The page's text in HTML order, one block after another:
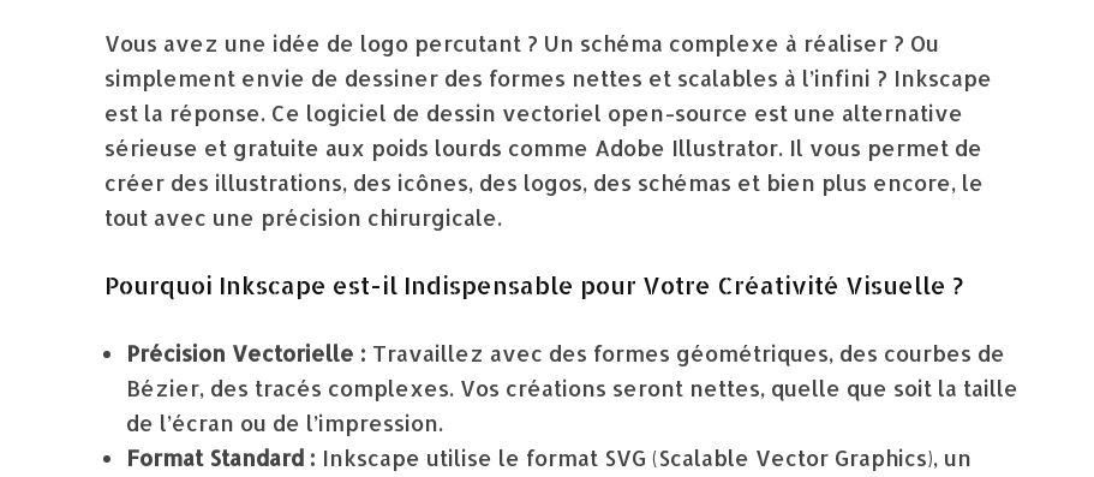
Vous avez une idée de logo percutant ? Un schéma complexe à réaliser ? Ou
simplement envie de dessiner des formes nettes et scalables à l’infini ? Inkscape
est la réponse. Ce logiciel de dessin vectoriel open-source est une alternative
sérieuse et gratuite aux poids lourds comme Adobe Illustrator. Il vous permet de
créer des illustrations, des icônes, des logos, des schémas et bien plus encore, le
tout avec une précision chirurgicale.
Pourquoi Inkscape est-il Indispensable pour Votre Créativité Visuelle ?
Précision Vectorielle : Travaillez avec des formes géométriques, des courbes de
Bézier, des tracés complexes. Vos créations seront nettes, quelle que soit la taille
de l’écran ou de l’impression.
Format Standard : Inkscape utilise le format SVG (Scalable Vector Graphics), un